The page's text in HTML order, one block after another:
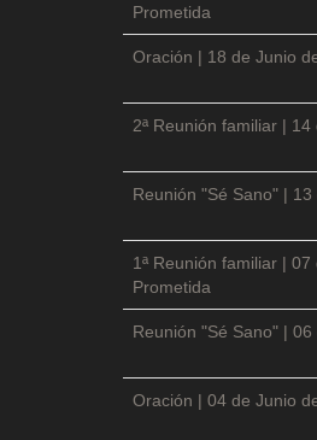
Prometida
Oración | 18 de Junio
2ª Reunión familiar |
Reunión "Sé Sano" |
1ª Reunión familiar |
Prometida
Reunión "Sé Sano" |
Oración | 04 de Junio